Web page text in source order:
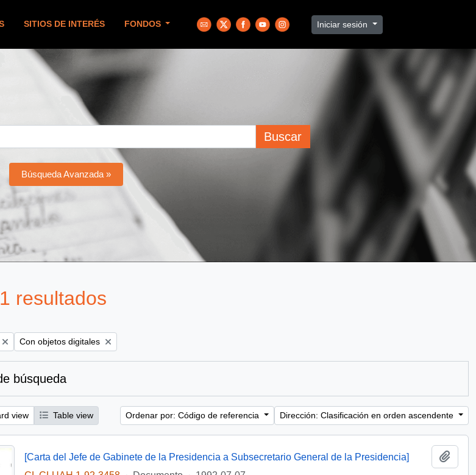
SITIOS DE INTERÉS FONDOS Iniciar sesión
Buscar
Búsqueda Avanzada »
resultados
Remove filter:
Con objetos digitales
búsqueda
view Table view Ordenar por: Código de referencia Dirección: Clasificación en orden ascendente
[Carta del Jefe de Gabinete de la Presidencia a Subsecretario General de la Presidencia]